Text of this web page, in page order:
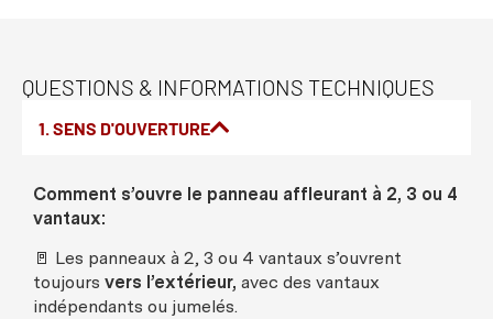
QUESTIONS & INFORMATIONS TECHNIQUES
1. SENS D'OUVERTURE
Comment s’ouvre le panneau affleurant à 2, 3 ou 4
vantaux:
🚪 Les panneaux à 2, 3 ou 4 vantaux s’ouvrent
toujours vers l’extérieur, avec des vantaux
indépendants ou jumelés.